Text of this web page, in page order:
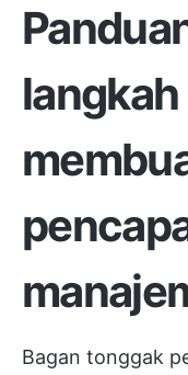
Bagan tonggak